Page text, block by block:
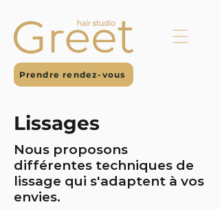
Prendre rendez-vous
Lissages
Nous proposons
différentes techniques de
lissage qui s'adaptent à vos
envies.